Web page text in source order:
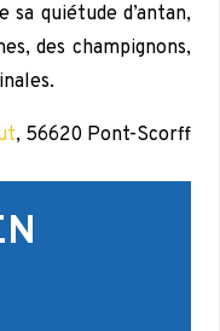
sa quiétude d’antan,
des champignons,
, 56620 Pont-Scorff